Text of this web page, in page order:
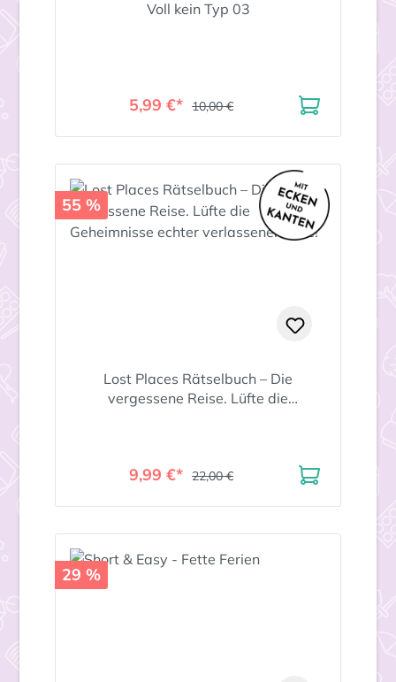
Voll kein Typ 03
5,99 €* 10,00 €
55 %
Lost Places Rätselbuch – Die
vergessene Reise. Lüfte die
9,99 €* 22,00 €
29 %